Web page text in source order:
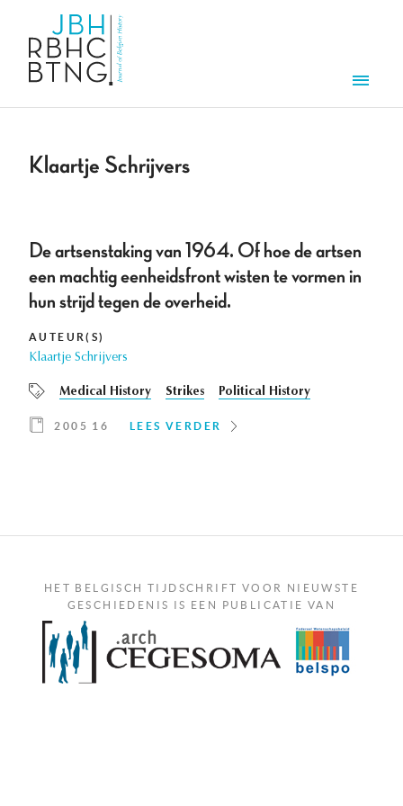
Klaartje Schrijvers
De artsenstaking van 1964. Of hoe de artsen
een machtig eenheidsfront wisten te vormen in
hun strijd tegen de overheid.
AUTEUR(S)
Klaartje Schrijvers
Medical History Strikes Political History
2005 16 LEES VERDER
HET BELGISCH TIJDSCHRIFT VOOR NIEUWSTE
GESCHIEDENIS IS EEN PUBLICATIE VAN